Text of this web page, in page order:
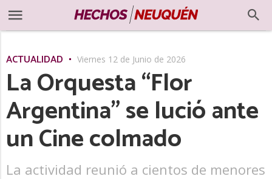
ACTUALIDAD Viernes 12 de Junio de 2026
La Orquesta “Flor
Argentina” se lució ante
un Cine colmado
La actividad reunió a cientos de menores